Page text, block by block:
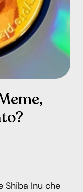
Shiba Inu che